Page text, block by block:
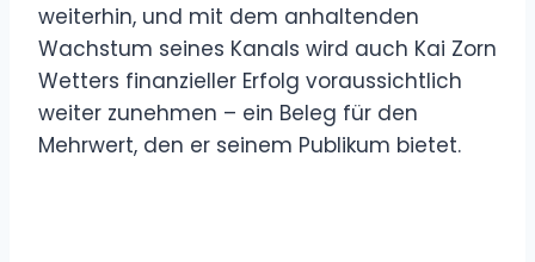
weiterhin, und mit dem anhaltenden
Wachstum seines Kanals wird auch Kai Zorn
Wetters finanzieller Erfolg voraussichtlich
weiter zunehmen – ein Beleg für den
Mehrwert, den er seinem Publikum bietet.